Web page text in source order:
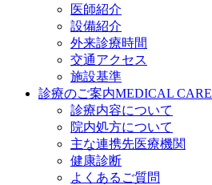
医師紹介
設備紹介
外来診療時間
交通アクセス
施設基準
診療のご案内MEDICAL CARE
診療内容について
院内処方について
主な連携先医療機関
健康診断
よくあるご質問